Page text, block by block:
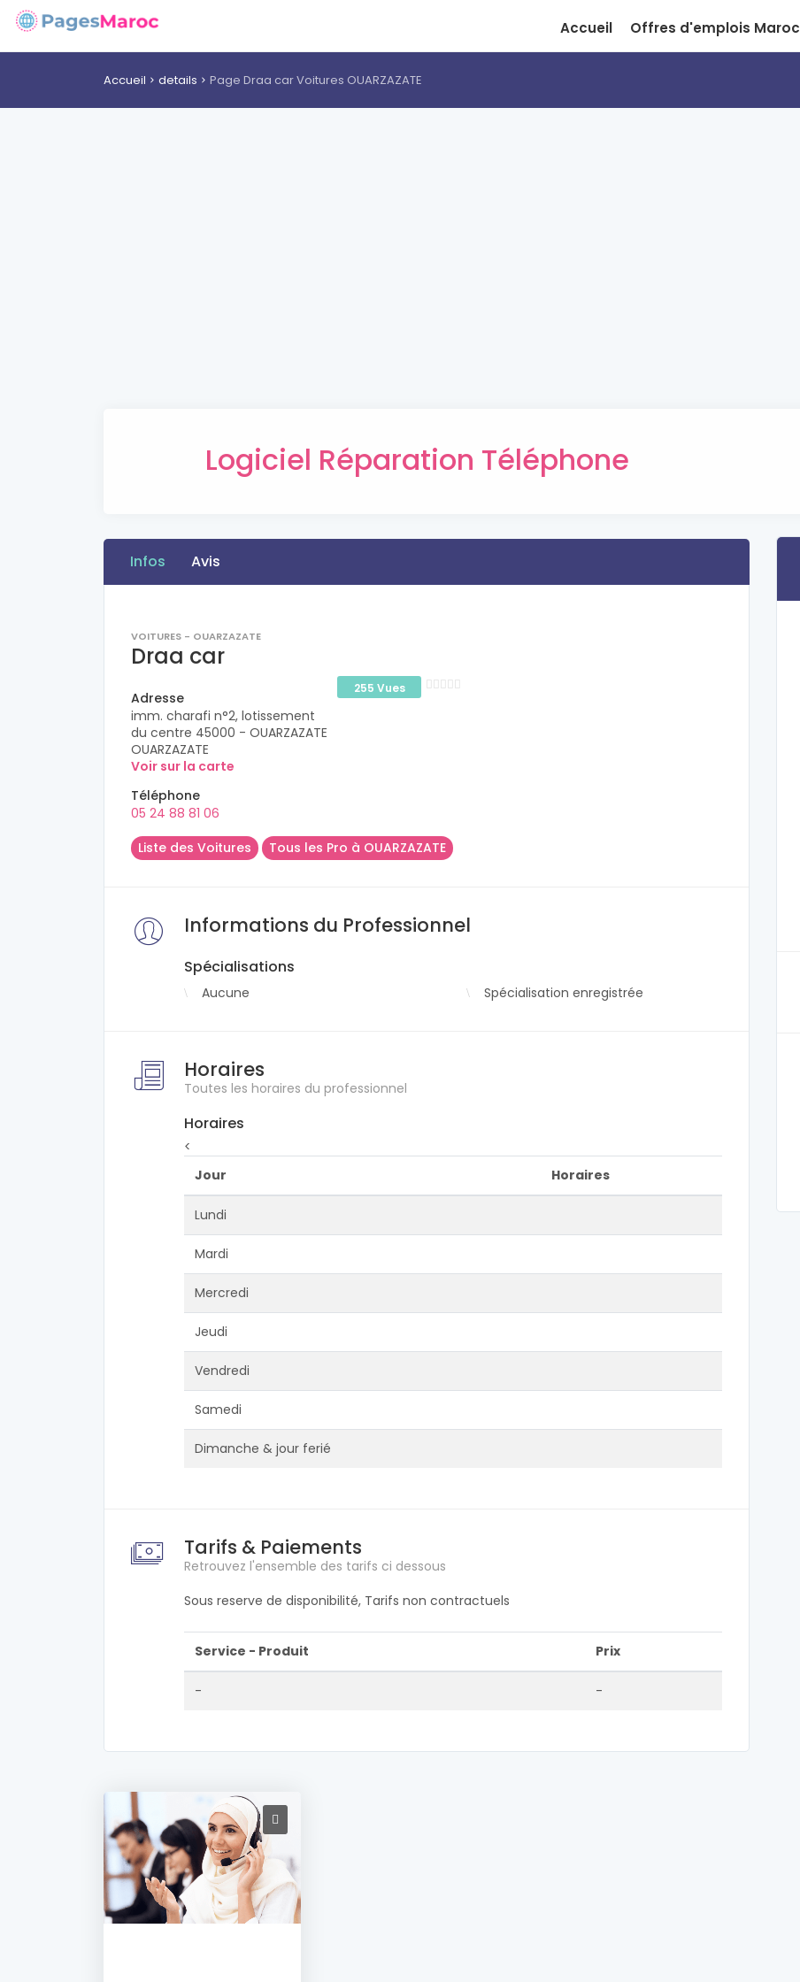
Accueil Offres d'emplois Maroc
Accueil details Page Draa car Voitures OUARZAZATE
Logiciel Réparation Téléphone
Infos Avis
VOITURES - OUARZAZATE
Draa car
255 Vues
Adresse
imm. charafi n°2, lotissement
du centre 45000 - OUARZAZATE
OUARZAZATE
Voir sur la carte
Téléphone
05 24 88 81 06
Liste des Voitures
Tous les Pro à OUARZAZATE
Informations du Professionnel
Spécialisations
Aucune Spécialisation enregistrée
Horaires
Toutes les horaires du professionnel
Horaires
<
Jour
Horaires
Lundi
Mardi
Mercredi
Jeudi
Vendredi
Samedi
Dimanche & jour ferié
Tarifs & Paiements
Retrouvez l'ensemble des tarifs ci dessous
Sous reserve de disponibilité, Tarifs non contractuels
Service - Produit Prix
- -